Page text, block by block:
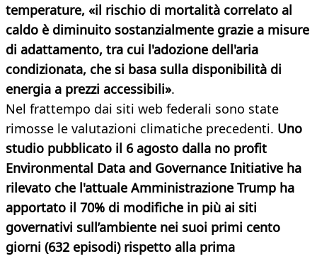
temperature, «il rischio di mortalità correlato al
caldo è diminuito sostanzialmente grazie a misure
di adattamento, tra cui l'adozione dell'aria
condizionata, che si basa sulla disponibilità di
energia a prezzi accessibili».
Nel frattempo dai siti web federali sono state
rimosse le valutazioni climatiche precedenti. Uno
studio pubblicato il 6 agosto dalla no profit
Environmental Data and Governance Initiative ha
rilevato che l'attuale Amministrazione Trump ha
apportato il 70% di modifiche in più ai siti
governativi sull’ambiente nei suoi primi cento
giorni (632 episodi) rispetto alla prima